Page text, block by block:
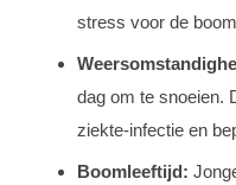
stress voor de
dag om te snoeien.
ziekte-infectie en
Boomleeftijd: